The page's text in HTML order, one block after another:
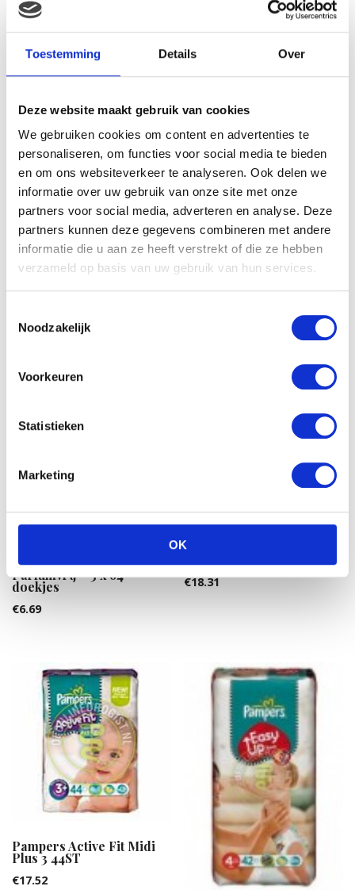
Toestemming Details Over
Deze website maakt gebruik van cookies
We gebruiken cookies om content en advertenties te
personaliseren, om functies voor social media te bieden
en om ons websiteverkeer te analyseren. Ook delen we
informatie over uw gebruik van onze site met onze
partners voor social media, adverteren en analyse. Deze
partners kunnen deze gegevens combineren met andere
informatie die u aan ze heeft verstrekt of die ze hebben
verzameld op basis van uw gebruik van hun services.
Noodzakelijk
Voorkeuren
Statistieken
Marketing
OK
Je e-mailadres wordt niet gepubliceerd.
Vereiste velden zijn
Je waardering*
Naam*
E-mail*
Gerelateerde producten
Pampers Billendoekjes
Parfumvrij – 3 x 64
doekjes
€6.69
Pampers New Baby Midi 3
€18.31
Pampers Active Fit Midi
Plus 3 44ST
€17.52